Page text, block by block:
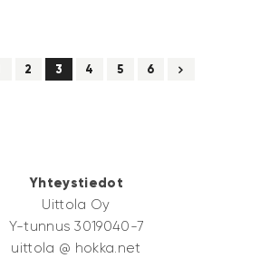
2 3 4 5 6
→
Yhteystiedot
Uittola Oy
Y-tunnus 3019040-7
uittola @ hokka.net